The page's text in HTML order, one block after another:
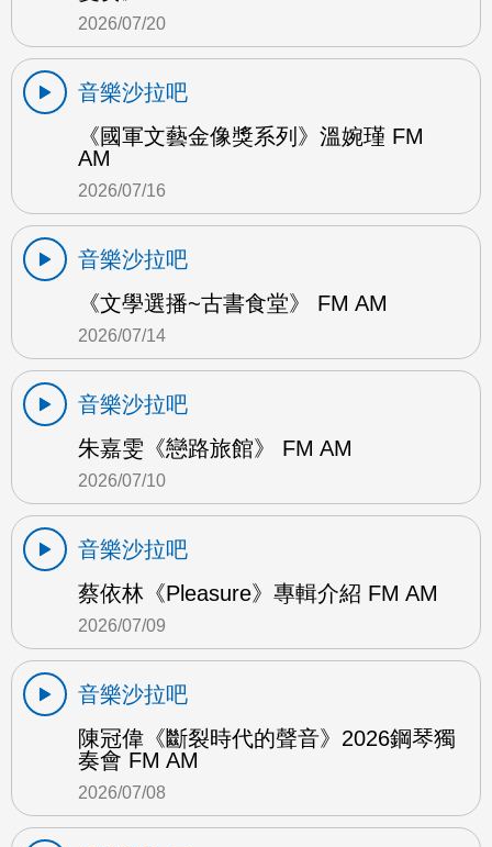
2026/07/20
音樂沙拉吧
《國軍文藝金像獎系列》溫婉瑾 FM
AM
2026/07/16
音樂沙拉吧
《文學選播~古書食堂》 FM AM
2026/07/14
音樂沙拉吧
朱嘉雯《戀路旅館》 FM AM
2026/07/10
音樂沙拉吧
蔡依林《Pleasure》專輯介紹 FM AM
2026/07/09
音樂沙拉吧
陳冠偉《斷裂時代的聲音》2026鋼琴獨
奏會 FM AM
2026/07/08